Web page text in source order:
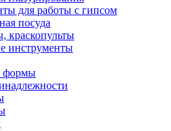
для работы с гипсом
посуда
краскопульты
инструменты